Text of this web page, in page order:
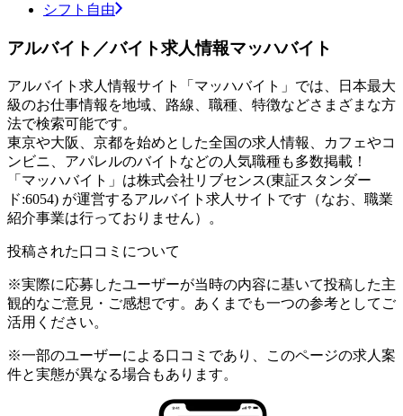
シフト自由
アルバイト／バイト求人情報マッハバイト
アルバイト求人情報サイト「マッハバイト」では、日本最大
級のお仕事情報を地域、路線、職種、特徴などさまざまな方
法で検索可能です。
東京や大阪、京都を始めとした全国の求人情報、カフェやコ
ンビニ、アパレルのバイトなどの人気職種も多数掲載！
「マッハバイト」は株式会社リブセンス(東証スタンダー
ド:6054) が運営するアルバイト求人サイトです（なお、職業
紹介事業は行っておりません）。
投稿された口コミについて
※実際に応募したユーザーが当時の内容に基いて投稿した主
観的なご意見・ご感想です。あくまでも一つの参考としてご
活用ください。
※一部のユーザーによる口コミであり、このページの求人案
件と実態が異なる場合もあります。